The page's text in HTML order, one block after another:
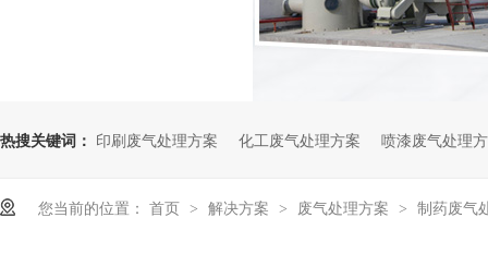
热搜关键词： 印刷废气处理方案 化工废气处理方案 喷漆废气处理
您当前的位置： 首页 > 解决方案 > 废气处理方案 > 制药废气